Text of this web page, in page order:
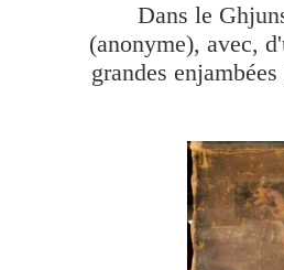
Dans le
(anonyme), avec,
grandes